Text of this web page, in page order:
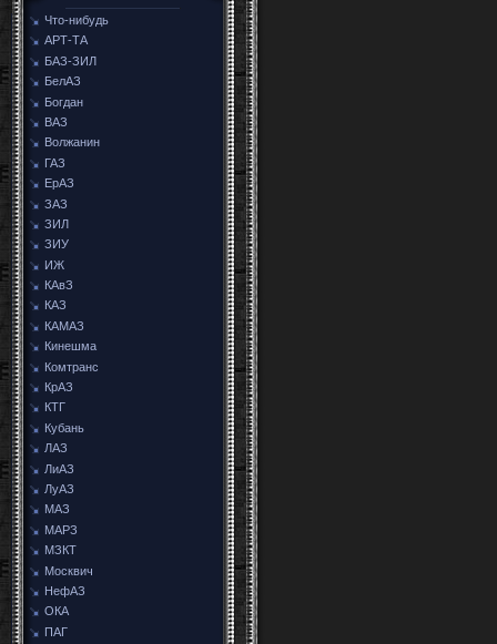
Что-нибудь
АРТ-ТА
БАЗ-ЗИЛ
БелАЗ
Богдан
ВАЗ
Волжанин
ГАЗ
ЕрАЗ
ЗАЗ
ЗИЛ
ЗИУ
ИЖ
КАвЗ
КАЗ
КАМАЗ
Кинешма
Комтранс
КрАЗ
КТГ
Кубань
ЛАЗ
ЛиАЗ
ЛуАЗ
МАЗ
МАРЗ
МЗКТ
Москвич
НефАЗ
ОКА
ПАГ